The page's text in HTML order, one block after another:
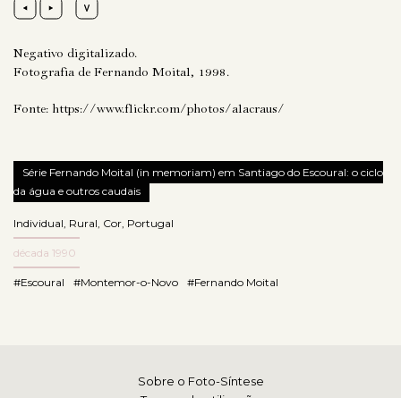
Negativo digitalizado.
Fotografia de Fernando Moital, 1998.
Fonte: https://www.flickr.com/photos/alacraus/
Série Fernando Moital (in memoriam) em Santiago do Escoural: o ciclo
da água e outros caudais
Individual, Rural, Cor, Portugal
década 1990
#Escoural #Montemor-o-Novo #Fernando Moital
Sobre o Foto-Síntese